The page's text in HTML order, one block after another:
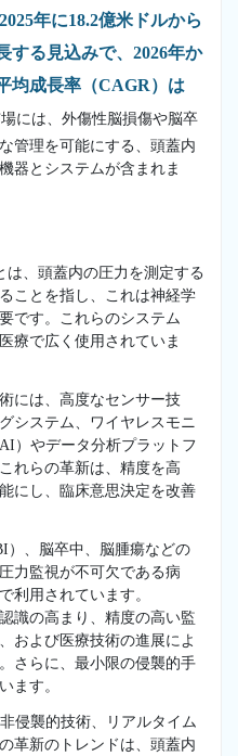
2025年に18.2億米ドルから
する見込みで、2026年か
均成長率（CAGR）は
には、外傷性脳損傷や脳卒
管理を可能にする、頭蓋内
器とシステムが含まれま
は、頭蓋内の圧力を測定する
ことを指し、これは神経学
です。これらのシステム
療で広く使用されていま
には、高度なセンサー技
システム、ワイヤレスモニ
）やデータ分析プラットフ
れらの革新は、精度を高
にし、臨床意思決定を改善
）、脳卒中、脳腫瘍などの
力監視が不可欠である病
利用されています。
識の高まり、精度の高い監
および医療技術の進展によ
さらに、最小限の侵襲的手
ます。
侵襲的技術、リアルタイム
革新のトレンドは、頭蓋内